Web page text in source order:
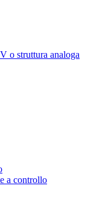
o struttura analoga
a controllo